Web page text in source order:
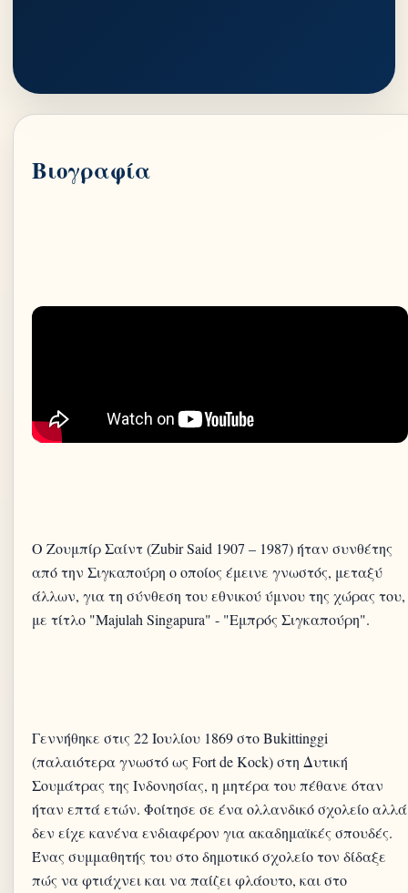
Βιογραφία
Ο Ζουμπίρ Σαίντ (Zubir Said 1907 – 1987) ήταν συνθέτης
από την Σιγκαπούρη ο οποίος έμεινε γνωστός, μεταξύ
άλλων, για τη σύνθεση του εθνικού ύμνου της χώρας του,
Γεννήθηκε στις 22 Ιουλίου 1869 στο Bukittinggi
(παλαιότερα γνωστό ως Fort de Kock) στη Δυτική
Σουμάτρας της Ινδονησίας, η μητέρα του πέθανε όταν
ήταν επτά ετών. Φοίτησε σε ένα ολλανδικό σχολείο αλλά
δεν είχε κανένα ενδιαφέρον για ακαδημαϊκές σπουδές.
Ένας συμμαθητής του στο δημοτικό σχολείο τον δίδαξε
πώς να φτιάχνει και να παίζει φλάουτο, και στο